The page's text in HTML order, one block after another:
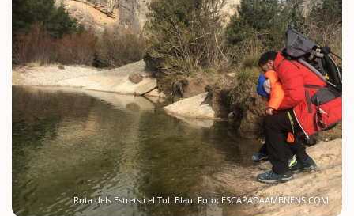
Ruta dels Estrets i el Toll Blau. Foto: ESCAPADAAMBNENS.COM